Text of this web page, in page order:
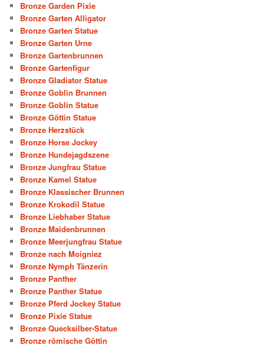
Bronze Garden Pixie
Bronze Garten Alligator
Bronze Garten Statue
Bronze Garten Urne
Bronze Gartenbrunnen
Bronze Gartenfigur
Bronze Gladiator Statue
Bronze Goblin Brunnen
Bronze Goblin Statue
Bronze Göttin Statue
Bronze Herzstück
Bronze Horse Jockey
Bronze Hundejagdszene
Bronze Jungfrau Statue
Bronze Kamel Statue
Bronze Klassischer Brunnen
Bronze Krokodil Statue
Bronze Liebhaber Statue
Bronze Maidenbrunnen
Bronze Meerjungfrau Statue
Bronze nach Moigniez
Bronze Nymph Tänzerin
Bronze Panther
Bronze Panther Statue
Bronze Pferd Jockey Statue
Bronze Pixie Statue
Bronze Quecksilber-Statue
Bronze römische Göttin